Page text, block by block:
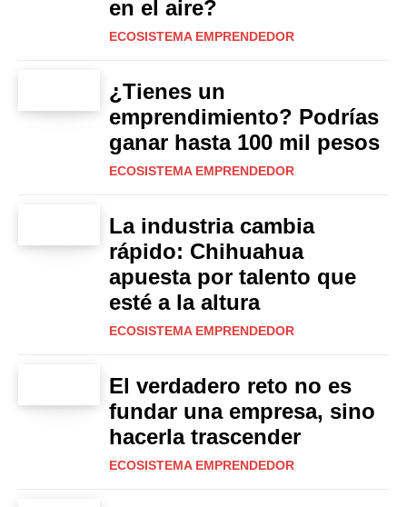
en el aire?
ECOSISTEMA EMPRENDEDOR
¿Tienes un
emprendimiento? Podrías
ganar hasta 100 mil pesos
ECOSISTEMA EMPRENDEDOR
La industria cambia
rápido: Chihuahua
apuesta por talento que
esté a la altura
ECOSISTEMA EMPRENDEDOR
El verdadero reto no es
fundar una empresa, sino
hacerla trascender
ECOSISTEMA EMPRENDEDOR